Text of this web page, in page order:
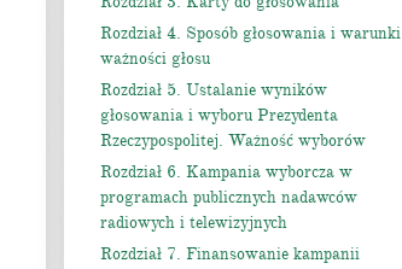
Rozdział 4. Sposób głosowania i warunki
ważności głosu
Rozdział 5. Ustalanie wyników
głosowania i wyboru Prezydenta
Rzeczypospolitej. Ważność wyborów
Rozdział 6. Kampania wyborcza w
programach publicznych nadawców
radiowych i telewizyjnych
Rozdział 7. Finansowanie kampanii